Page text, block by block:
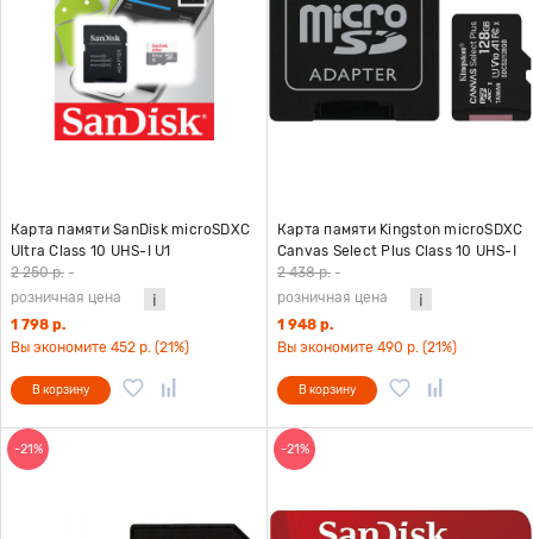
Карта памяти SanDisk microSDXC
Ultra Class 10 UHS-I U1
(100/10MB/s) 64GB + ADP
(SDSQUNR-064G-GN3MA)
2 250 р. -
розничная цена
1 798 р.
Вы экономите 452 р. (21%)
В корзину
Карта памяти Kingston microSDXC
Canvas Select Plus Class 10 UHS-I
U1 (100/10MB/s) 128GB + ADP
2 438 р. -
розничная цена
1 948 р.
Вы экономите 490 р. (21%)
В корзину
-21% -21%